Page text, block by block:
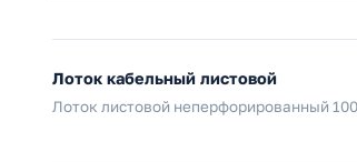
Лоток кабельный листовой
Лоток листовой неперфорированный